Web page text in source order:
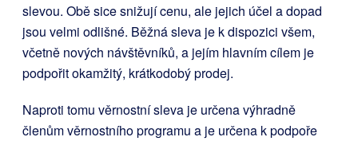
slevou. Obě sice snižují cenu, ale jejich účel a dopad
jsou velmi odlišné. Běžná sleva je k dispozici všem,
včetně nových návštěvníků, a jejím hlavním cílem je
podpořit okamžitý, krátkodobý prodej.
Naproti tomu věrnostní sleva je určena výhradně
členům věrnostního programu a je určena k podpoře